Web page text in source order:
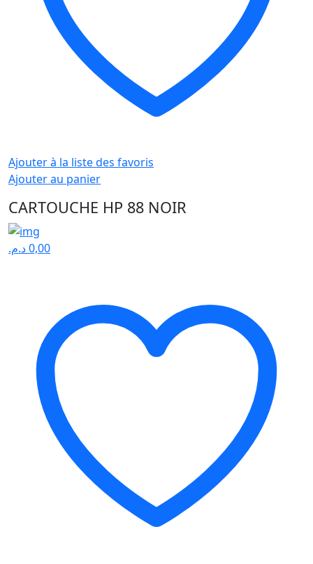
Ajouter à la liste des favoris
Ajouter au panier
CARTOUCHE HP 88 NOIR
0,00د.م.